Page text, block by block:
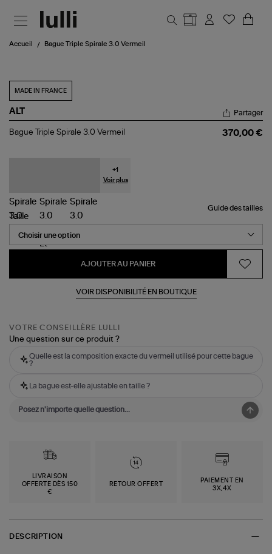
Accueil Bague Triple Spirale 3.0 Vermeil
MADE IN FRANCE
ALT
Bague
Partager
Bague Triple Spirale 3.0 Vermeil 370,00 €
+1
Voir plus
Guide des tailles
Taille
AJOUTER AU PANIER
VOIR DISPONIBILITÉ EN BOUTIQUE
VOTRE CONSEILLÈRE LULLI
Une question sur ce produit ?
Quelle est la composition exacte du vermeil utilisé pour cette bague
?
La bague est-elle ajustable en taille ?
LIVRAISON
OFFERTE DÈS 150
€
RETOUR OFFERT
PAIEMENT EN
3X,4X
DESCRIPTION